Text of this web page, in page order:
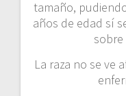
tamaño,
años de edad sí
sobre
La raza no se ve